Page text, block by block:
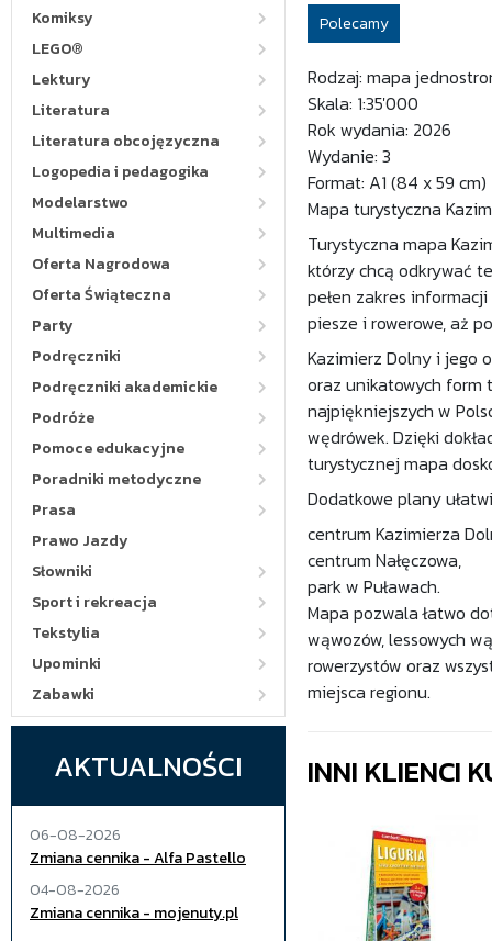
Komiksy
LEGO®
Lektury
Literatura
Literatura obcojęzyczna
Logopedia i pedagogika
Modelarstwo
Multimedia
Oferta Nagrodowa
Oferta Świąteczna
Party
Podręczniki
Podręczniki akademickie
Podróże
Pomoce edukacyjne
Poradniki metodyczne
Prasa
Prawo Jazdy
Słowniki
Sport i rekreacja
Tekstylia
Upominki
Zabawki
AKTUALNOŚCI
06-08-2026
Zmiana cennika - Alfa Pastello
04-08-2026
Zmiana cennika - mojenuty.pl
Polecamy
Rodzaj: mapa
Skala: 1:35'000
Rok wydania: 2026
Wydanie: 3
Format: A1 (84 x 59 cm)
Mapa turystyczna
Turystyczna mapa
którzy chcą odkrywać
pełen zakres
piesze i rowerowe, aż
Kazimierz Dolny i jego
oraz unikatowych form
najpiękniejszych w
wędrówek. Dzięki
turystycznej mapa
Dodatkowe plany
centrum Kazimierza
centrum Nałęczowa,
park w Puławach.
Mapa pozwala łatwo
wąwozów, lessowych
rowerzystów oraz
miejsca regionu.
INNI KLIENCI